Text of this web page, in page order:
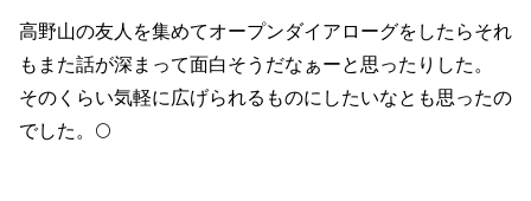
高野山の友人を集めてオープンダイアローグをしたらそれ
もまた話が深まって面白そうだなぁーと思ったりした。
そのくらい気軽に広げられるものにしたいなとも思ったの
でした。🌕